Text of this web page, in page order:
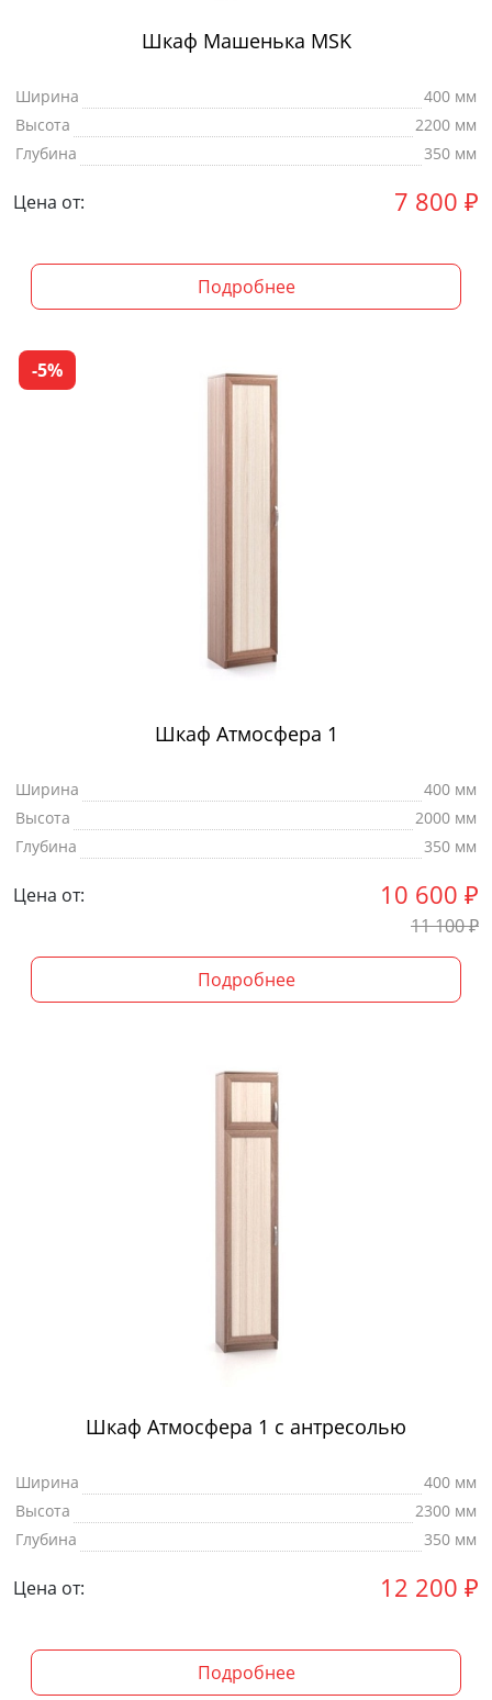
Шкаф Машенька MSK
Ширина
400 мм
Высота
2200 мм
Глубина
350 мм
Цена от: 7 800 ₽
Подробнее
-5%
Шкаф Атмосфера 1
Ширина
400 мм
Высота
2000 мм
Глубина
350 мм
Цена от: 10 600 ₽
11 100₽
Подробнее
Шкаф Атмосфера 1 с антресолью
Ширина
400 мм
Высота
2300 мм
Глубина
350 мм
Цена от: 12 200 ₽
Подробнее